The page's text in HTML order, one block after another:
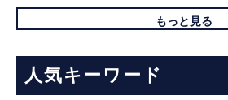
もっと見る
人気キーワード